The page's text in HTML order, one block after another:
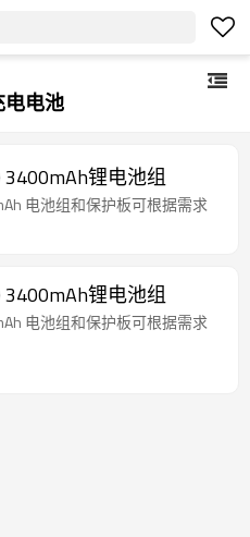
电电池
3400mAh锂电池组
电池组和保护板可根据需求
3400mAh锂电池组
电池组和保护板可根据需求